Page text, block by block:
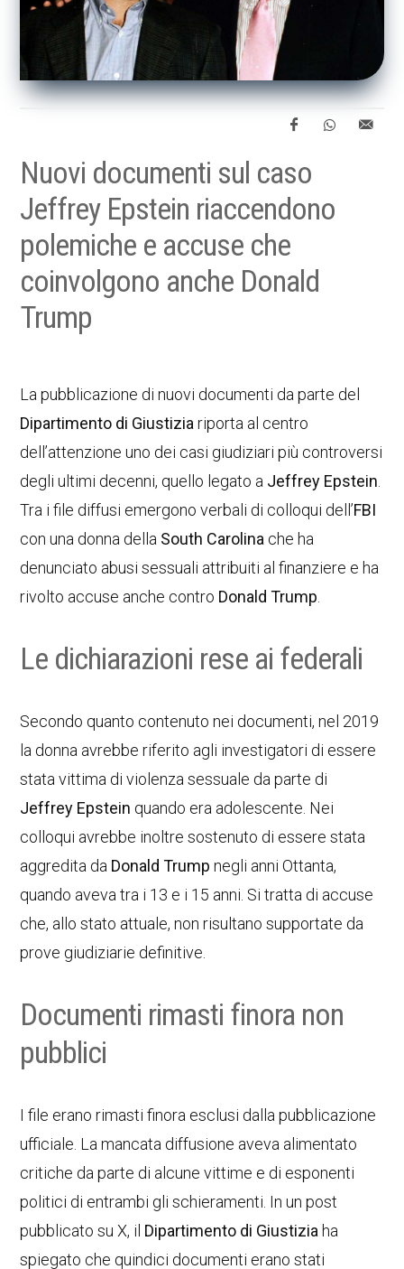
Nuovi documenti sul caso
Jeffrey Epstein riaccendono
polemiche e accuse che
coinvolgono anche Donald
Trump
La pubblicazione di nuovi documenti da parte del
Dipartimento di Giustizia riporta al centro
dell’attenzione uno dei casi giudiziari più controversi
degli ultimi decenni, quello legato a Jeffrey Epstein
Tra i file diffusi emergono verbali di colloqui dell’FBI
con una donna della South Carolina che ha
denunciato abusi sessuali attribuiti al finanziere e ha
rivolto accuse anche contro Donald Trump
Le dichiarazioni rese ai federali
Secondo quanto contenuto nei documenti, nel 2019
la donna avrebbe riferito agli investigatori di essere
stata vittima di violenza sessuale da parte di
Jeffrey Epstein quando era adolescente. Nei
colloqui avrebbe inoltre sostenuto di essere stata
aggredita da Donald Trump negli anni Ottanta,
quando aveva tra i 13 e i 15 anni. Si tratta di accuse
che, allo stato attuale, non risultano supportate da
prove giudiziarie definitive.
Documenti rimasti finora non
pubblici
I file erano rimasti finora esclusi dalla pubblicazione
ufficiale. La mancata diffusione aveva alimentato
critiche da parte di alcune vittime e di esponenti
politici di entrambi gli schieramenti. In un post
pubblicato su X, il Dipartimento di Giustizia ha
spiegato che quindici documenti erano stati